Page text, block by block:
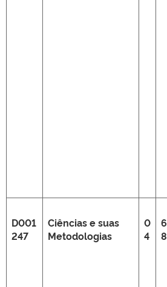
D001
247
Ciências e suas
Metodologias
0
4
6
8